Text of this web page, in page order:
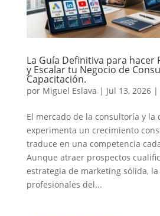
La Guía Definitiva para hacer
y Escalar tu Negocio de
Capacitación.
por Miguel Eslava | Jul 13, 2026|
El mercado de la consultoría y la
experimenta un crecimiento
traduce en una competencia
Aunque atraer prospectos
estrategia de marketing sólida,
profesionales del...